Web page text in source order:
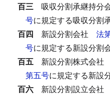
百三 吸収分割承継持分
号に規定する吸収分割
百四 新設分割会社
法
号に規定する新設分割
百五 新設分割株式会社
第五号に規定する新設
百六 新設分割設立会社